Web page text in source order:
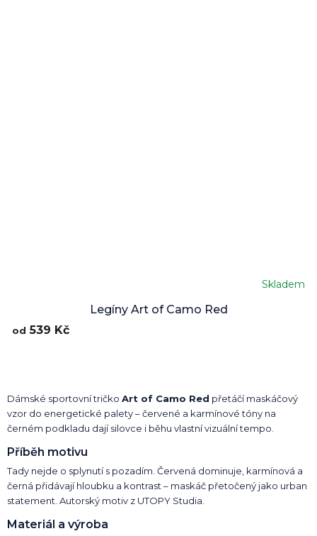
Legíny Art of Camo Red
Skladem
od 539 Kč
Dámské sportovní tričko Art of Camo Red přetáčí maskáčový
vzor do energetické palety – červené a karmínové tóny na
černém podkladu dají silovce i běhu vlastní vizuální tempo.
Příběh motivu
Tady nejde o splynutí s pozadím. Červená dominuje, karmínová a
černá přidávají hloubku a kontrast – maskáč přetočený jako urban
statement. Autorský motiv z UTOPY Studia.
Materiál a výroba